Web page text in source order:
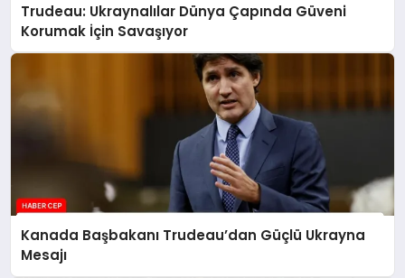
Trudeau: Ukraynalılar Dünya Çapında Güveni
Korumak İçin Savaşıyor
Kanada Başbakanı Trudeau’dan Güçlü Ukrayna
Mesajı